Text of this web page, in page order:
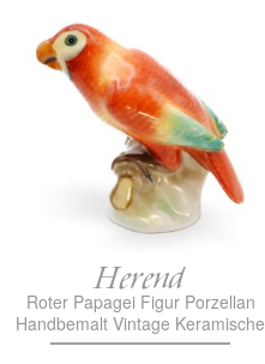
Herend
Roter Papagei Figur Porzellan
Handbemalt Vintage Keramische
Sammlerskulptur,